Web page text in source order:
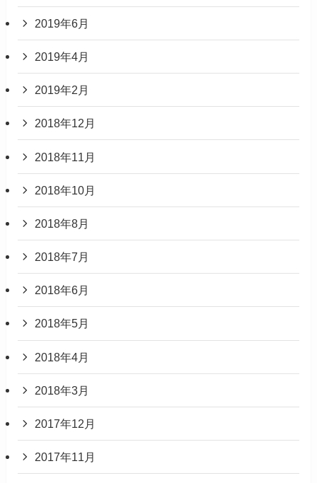
2019年6月
2019年4月
2019年2月
2018年12月
2018年11月
2018年10月
2018年8月
2018年7月
2018年6月
2018年5月
2018年4月
2018年3月
2017年12月
2017年11月